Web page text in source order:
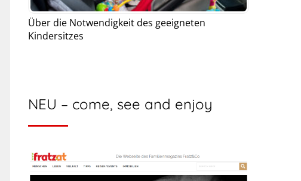
Über die Notwendigkeit des geeigneten
Kindersitzes
NEU – come, see and enjoy